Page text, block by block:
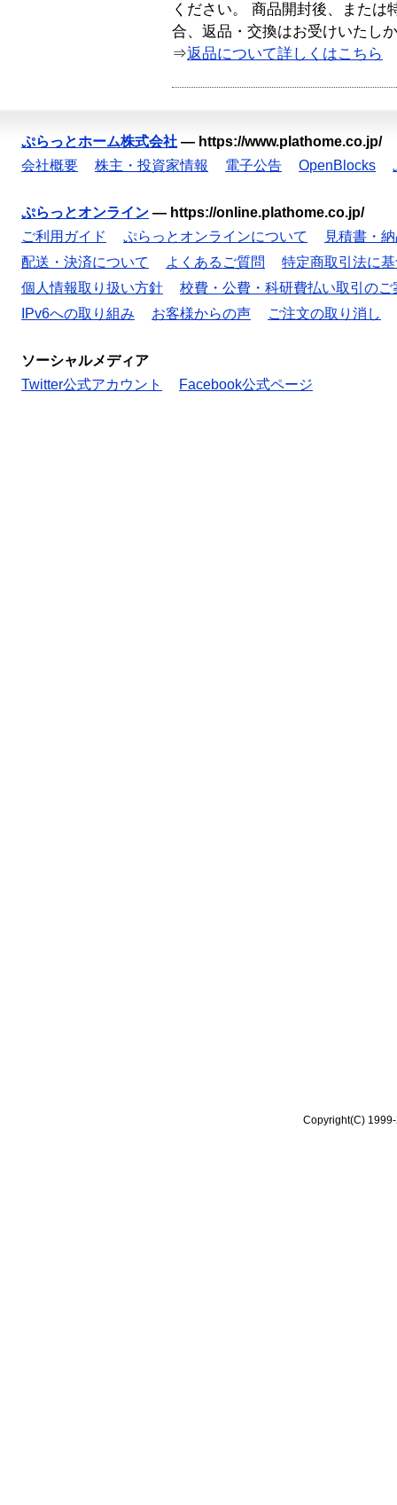
ください。 商品開封後、または
合、返品・交換はお受けいたし
⇒返品について詳しくはこちら
ぷらっとホーム株式会社 — https://www.plathome.co.jp/
会社概要
株主・投資家情報 電子公告 OpenBlocks
ぷらっとオンライン — https://online.plathome.co.jp/
ご利用ガイド
ぷらっとオンラインについて
見積書・
配送・決済について
よくあるご質問
特定商取引法に
個人情報取り扱い方針
校費・公費・科研費払い取引のご
IPv6への取り組み
お客様からの声 ご注文の取り消し
ソーシャルメディア
Twitter公式アカウント
Facebook公式ページ
Copyright(C)